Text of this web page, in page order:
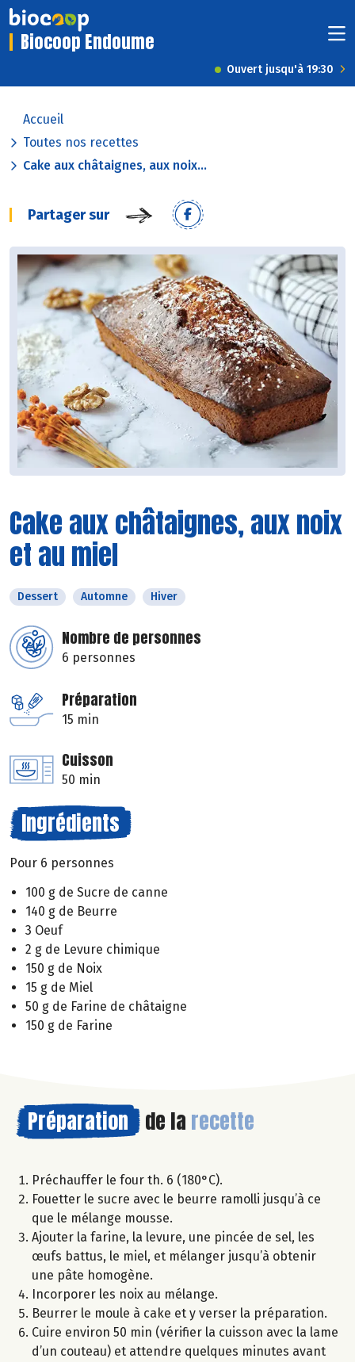
Biocoop Endoume
Ouvert jusqu'à 19:30
Accueil
Toutes nos recettes
Cake aux châtaignes, aux noix...
Partager sur
Cake aux châtaignes, aux noix
et au miel
Dessert Automne Hiver
Nombre de personnes
6 personnes
Préparation
15 min
Cuisson
50 min
Ingrédients
Pour 6 personnes
100 g de Sucre de canne
140 g de Beurre
3 Oeuf
2 g de Levure chimique
150 g de Noix
15 g de Miel
50 g de Farine de châtaigne
150 g de Farine
Préparation de la recette
Préchauffer le four th. 6 (180°C).
Fouetter le sucre avec le beurre ramolli jusqu’à ce
que le mélange mousse.
Ajouter la farine, la levure, une pincée de sel, les
œufs battus, le miel, et mélanger jusqu’à obtenir
une pâte homogène.
Incorporer les noix au mélange.
Beurrer le moule à cake et y verser la préparation.
Cuire environ 50 min (vérifier la cuisson avec la lame
d’un couteau) et attendre quelques minutes avant